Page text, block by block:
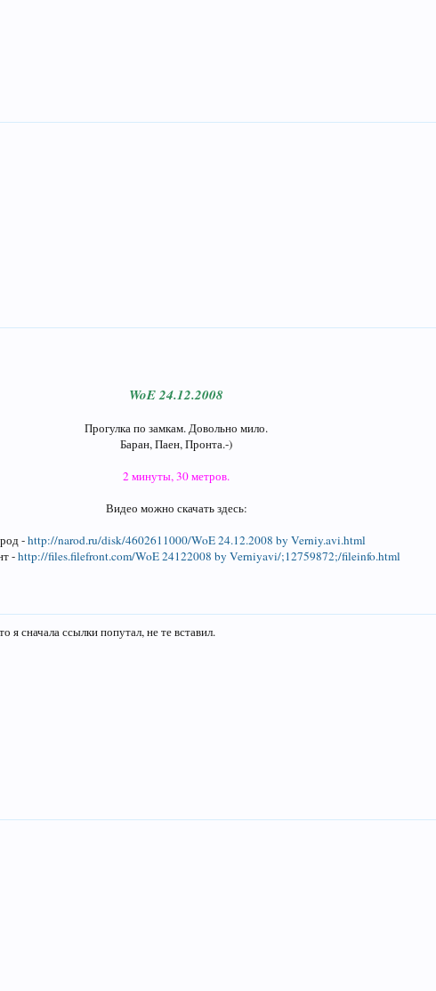
WoE 24.12.2008
Прогулка по замкам. Довольно мило.
Баран, Паен, Пронта.-)
2 минуты, 30 метров.
Видео можно скачать здесь:
-http://narod.ru/disk/4602611000/WoE 24.12.2008 by Verniy.avi.html
-http://files.filefront.com/WoE 24122008 by Verniyavi/;12759872;/fileinfo.html
я сначала ссылки попутал, не те вставил.